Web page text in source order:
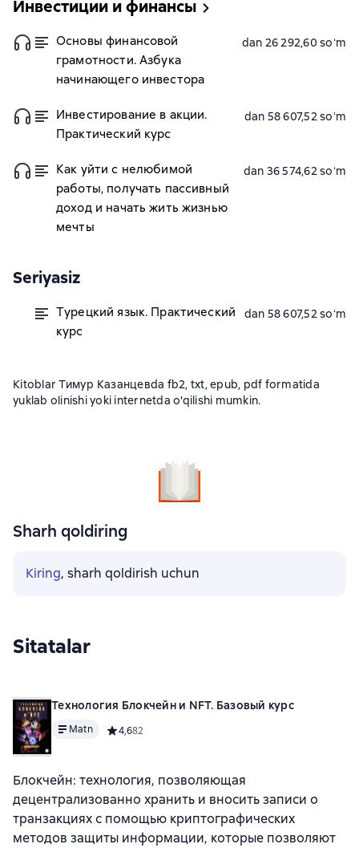
Инвестиции и финансы
Основы финансовой
грамотности. Азбука
начинающего инвестора
dan 26 292,60 soʻm
Инвестирование в акции.
Практический курс
dan 58 607,52 soʻm
Как уйти с нелюбимой
работы, получать пассивный
доход и начать жить жизнью
мечты
dan 36 574,62 soʻm
Seriyasiz
Турецкий язык. Практический
курс
dan 58 607,52 soʻm
Kitoblar Тимур Казанцевda fb2, txt, epub, pdf formatida
yuklab olinishi yoki internetda o'qilishi mumkin.
Sharh qoldiring
Kiring, sharh qoldirish uchun
Sitatalar
Технология Блокчейн и NFT. Базовый курс
Matn Средний рейтинг 4,6 на основе 82 оценок
4,682
Блокчейн: технология, позволяющая
децентрализованно хранить и вносить записи о
транзакциях с помощью криптографических
методов защиты информации, которые позволяют